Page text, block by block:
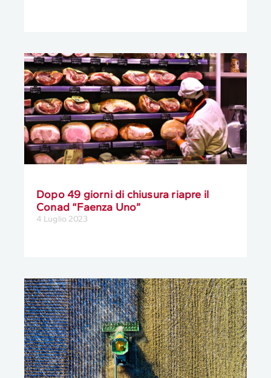
Dopo 49 giorni di chiusura riapre il
Conad “Faenza Uno”
4 Luglio 2023